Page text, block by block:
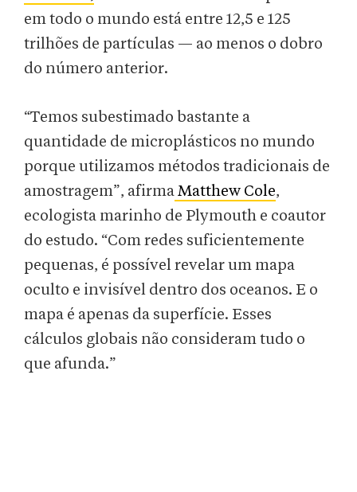
em todo o mundo está entre 12,5 e 125
trilhões de partículas — ao menos o dobro
do número anterior.
“Temos subestimado bastante a
quantidade de microplásticos no mundo
porque utilizamos métodos tradicionais de
amostragem”, afirmaMatthew Cole,
ecologista marinho de Plymouth e coautor
do estudo. “Com redes suficientemente
pequenas, é possível revelar um mapa
oculto e invisível dentro dos oceanos. E o
mapa é apenas da superfície. Esses
cálculos globais não consideram tudo o
que afunda.”